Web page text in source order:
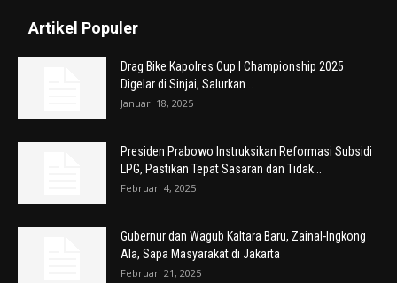
Artikel Populer
Drag Bike Kapolres Cup I Championship 2025
Digelar di Sinjai, Salurkan...
Januari 18, 2025
Presiden Prabowo Instruksikan Reformasi Subsidi
LPG, Pastikan Tepat Sasaran dan Tidak...
Februari 4, 2025
Gubernur dan Wagub Kaltara Baru, Zainal-Ingkong
Ala, Sapa Masyarakat di Jakarta
Februari 21, 2025